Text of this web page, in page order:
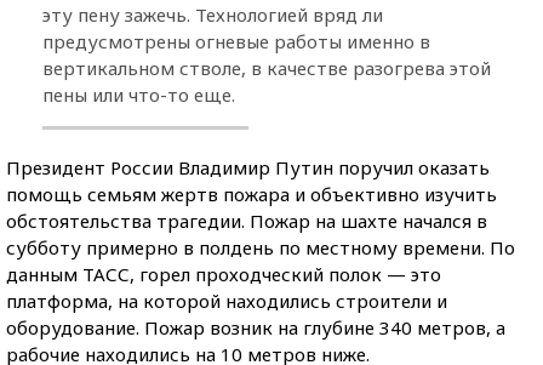
эту пену зажечь. Технологией вряд ли
предусмотрены огневые работы именно в
вертикальном стволе, в качестве разогрева этой
пены или что-то еще.
Президент России Владимир Путин поручил оказать
помощь семьям жертв пожара и объективно изучить
обстоятельства трагедии. Пожар на шахте начался в
субботу примерно в полдень по местному времени. По
данным ТАСС, горел проходческий полок — это
платформа, на которой находились строители и
оборудование. Пожар возник на глубине 340 метров, а
рабочие находились на 10 метров ниже.